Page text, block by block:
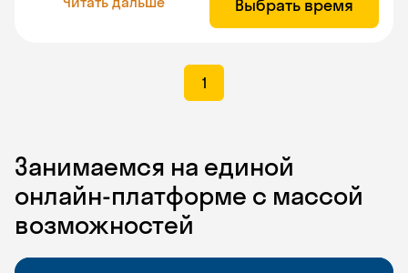
Выбрать время
1
Занимаемся на единой
онлайн-платформе с массой
возможностей